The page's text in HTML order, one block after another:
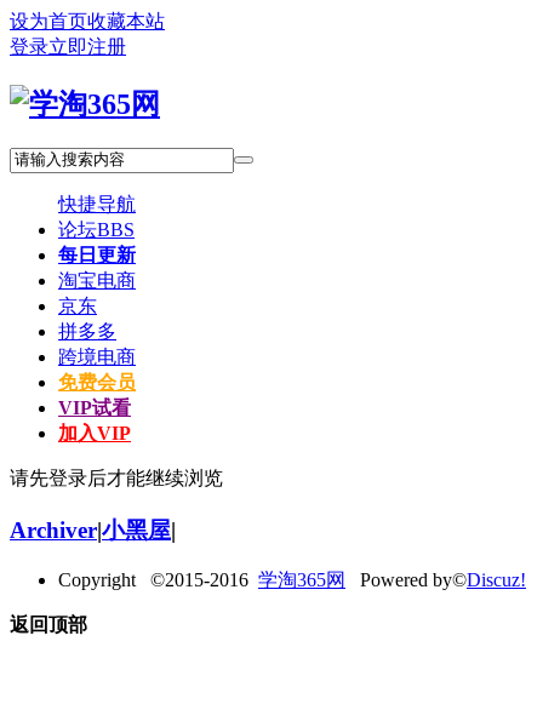
设为首页收藏本站
登录立即注册
快捷导航
论坛BBS
每日更新
淘宝电商
京东
拼多多
跨境电商
免费会员
VIP试看
加入VIP
请先登录后才能继续浏览
Archiver|小黑屋|
Copyright ©2015-2016 学淘365网 Powered by©Discuz!
返回顶部